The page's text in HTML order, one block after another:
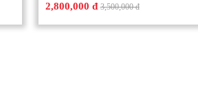
2,800,000 đ 3,500,000 đ